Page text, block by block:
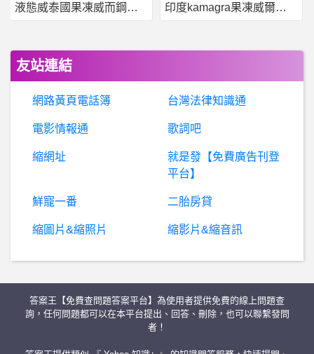
B
itkuEX是詐騙嗎、BitkuEX是真是假？BitkuEX安全嗎？被BitkuEX詐騙怎麼辦？BitkuEX詐騙、BitkuEX投資詐騙、BitkuEX交易所詐騙、黑網投資詐騙平台、多位受害人被騙無法提領出金，想要出金需要先繳30%的稅金
聯合國：申請加入北約是各國主權決定
棒
球- 桃園(猿)是不是對客隊最為友善的球隊 桃園(猿)是不是對客隊最為友善的球隊
BaseballXXXX- 奧特羅 奧特羅
桃園- 桃園中嘉品質詢問 桃園中嘉品質詢問
液態威泰國果凍威而鋼哪裡買 印度kamagra果凍威爾剛用於治療男性勃起功能障礙
友站連結
網路黃頁電話簿 台灣法律知識通
電影情報通 歌詞吧
縮網址
就是發【免費廣告刊登
平台】
鮮寵一番 二胎房貸
縮圖片&縮照片 縮影片&縮音訊
答案王【免費查問題答案平台】為使用者提供免費的線上問題查
詢，任何問題都可以在本平台提出、回答、刪除，也可以聯繫發問
者！